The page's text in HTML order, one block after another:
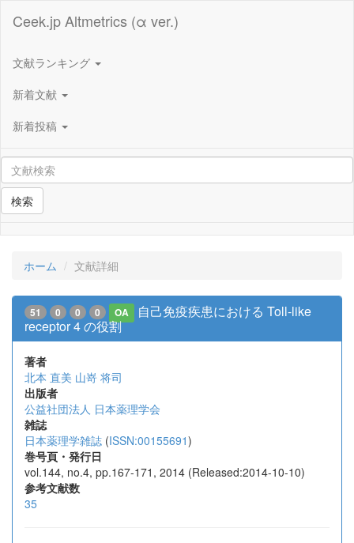
Ceek.jp Altmetrics (α ver.)
文献ランキング
新着文献
新着投稿
検索
ホーム 文献詳細
51 0 0 0 OA
自己免疫疾患における Toll-like
receptor 4 の役割
著者
北本 直美 山嵜 将司
出版者
公益社団法人 日本薬理学会
雑誌
日本薬理学雑誌 (ISSN:00155691)
巻号頁・発行日
vol.144, no.4, pp.167-171, 2014 (Released:2014-10-10)
参考文献数
35